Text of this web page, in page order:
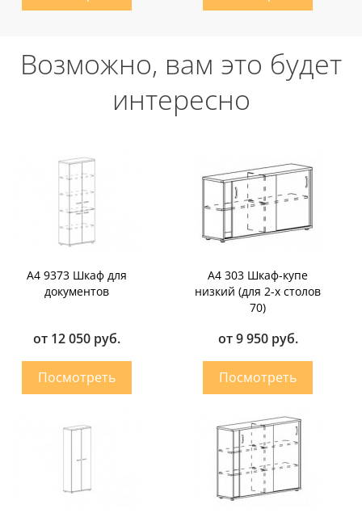
Возможно, вам это будет
интересно
А4 9373 Шкаф для
документов
от 12 050 руб.
А4 303 Шкаф-купе
низкий (для 2-х столов
70)
от 9 950 руб.